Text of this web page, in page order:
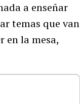
a enseñar
temas que van
en la mesa,